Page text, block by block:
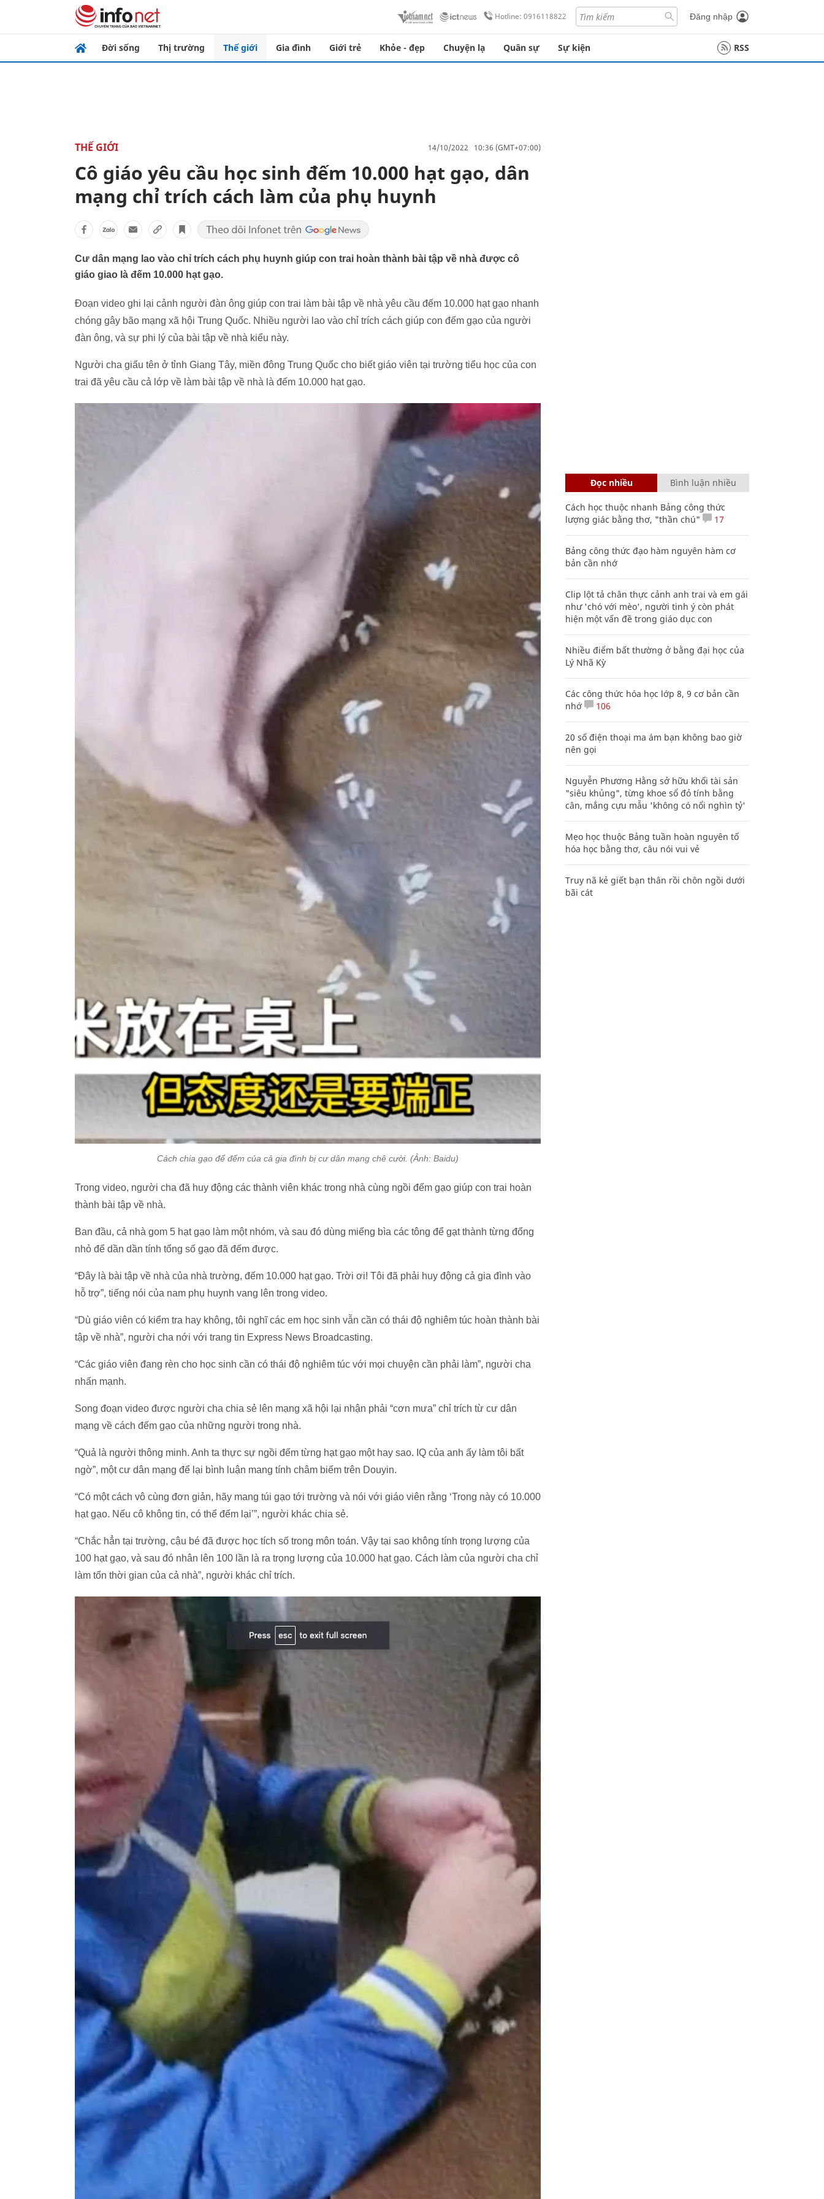
Hotline: 0916118822 Đăng nhập
Đời sống Thị trường Thế giới Gia đình Giới trẻ Khỏe - đẹp Chuyện lạ Quân sự Sự kiện RSS
THẾ GIỚI 14/10/2022 10:36 (GMT+07:00)
Cô giáo yêu cầu học sinh đếm 10.000 hạt gạo, dân
mạng chỉ trích cách làm của phụ huynh
Cư dân mạng lao vào chỉ trích cách phụ huynh giúp con trai hoàn thành bài tập về nhà được cô
giáo giao là đếm 10.000 hạt gạo.
Đoạn video ghi lại cảnh người đàn ông giúp con trai làm bài tập về nhà yêu cầu đếm 10.000 hạt gạo nhanh
chóng gây bão mạng xã hội Trung Quốc. Nhiều người lao vào chỉ trích cách giúp con đếm gạo của người
đàn ông, và sự phi lý của bài tập về nhà kiểu này.
Người cha giấu tên ở tỉnh Giang Tây, miền đông Trung Quốc cho biết giáo viên tại trường tiểu học của con
trai đã yêu cầu cả lớp về làm bài tập về nhà là đếm 10.000 hạt gạo.
Cách chia gạo để đếm của cả gia đình bị cư dân mạng chê cười. (Ảnh: Baidu)
Trong video, người cha đã huy động các thành viên khác trong nhà cùng ngồi đếm gạo giúp con trai hoàn
thành bài tập về nhà.
Ban đầu, cả nhà gom 5 hạt gạo làm một nhóm, và sau đó dùng miếng bìa các tông để gạt thành từng đống
nhỏ để dần dần tính tổng số gạo đã đếm được.
“Đây là bài tập về nhà của nhà trường, đếm 10.000 hạt gạo. Trời ơi! Tôi đã phải huy động cả gia đình vào
hỗ trợ”, tiếng nói của nam phụ huynh vang lên trong video.
“Dù giáo viên có kiểm tra hay không, tôi nghĩ các em học sinh vẫn cần có thái độ nghiêm túc hoàn thành bài
tập về nhà”, người cha nới với trang tin Express News Broadcasting.
“Các giáo viên đang rèn cho học sinh cần có thái độ nghiêm túc với mọi chuyện cần phải làm”, người cha
nhấn mạnh.
Song đoạn video được người cha chia sẻ lên mạng xã hội lại nhận phải “cơn mưa” chỉ trích từ cư dân
mạng về cách đếm gạo của những người trong nhà.
“Quả là người thông minh. Anh ta thực sự ngồi đếm từng hạt gạo một hay sao. IQ của anh ấy làm tôi bất
ngờ”, một cư dân mạng để lại bình luận mang tính châm biếm trên Douyin.
“Có một cách vô cùng đơn giản, hãy mang túi gạo tới trường và nói với giáo viên rằng ‘Trong này có 10.000
hạt gạo. Nếu cô không tin, có thể đếm lại’”, người khác chia sẻ.
“Chắc hẳn tại trường, cậu bé đã được học tích số trong môn toán. Vậy tại sao không tính trọng lượng của
100 hạt gạo, và sau đó nhân lên 100 lần là ra trọng lượng của 10.000 hạt gạo. Cách làm của người cha chỉ
làm tốn thời gian của cả nhà”, người khác chỉ trích.
Đọc nhiều Bình luận nhiều
Cách học thuộc nhanh Bảng công thức
lượng giác bằng thơ, "thần chú"
17
Bảng công thức đạo hàm nguyên hàm cơ
bản cần nhớ
Clip lột tả chân thực cảnh anh trai và em gái
như 'chó với mèo', người tinh ý còn phát
hiện một vấn đề trong giáo dục con
Nhiều điểm bất thường ở bằng đại học của
Lý Nhã Kỳ
Các công thức hóa học lớp 8, 9 cơ bản cần
nhớ
106
20 số điện thoại ma ám bạn không bao giờ
nên gọi
Nguyễn Phương Hằng sở hữu khối tài sản
"siêu khủng", từng khoe sổ đỏ tính bằng
cân, mắng cựu mẫu 'không có nổi nghìn tỷ'
Mẹo học thuộc Bảng tuần hoàn nguyên tố
hóa học bằng thơ, câu nói vui vẻ
Truy nã kẻ giết bạn thân rồi chôn ngồi dưới
bãi cát